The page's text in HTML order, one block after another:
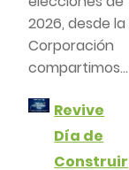
2026, desde la
Corporación
compartimos...
Revive
Día de
Construir